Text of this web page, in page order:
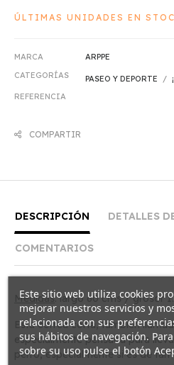
ÚLTIMAS UNIDADES EN
MARCA
ARPPE
CATEGORÍAS
PASEO Y DEPORTE
REFERENCIA
COMPARTIR
DESCRIPCIÓN DETALLES
COMENTARIOS
Medidas: largo 60 cms / grosor
Esta correa corta, también
especialmente pensada para
perro, especialmente si es de
Este sitio web utiliza cookies
mejorar nuestros servicios y
relacionada con sus
sus hábitos de navegación.
sobre su uso pulse el botón